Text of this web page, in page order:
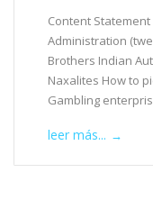
Content
Administration
Brothers Indian
Naxalites How to
Gambling
leer más... →